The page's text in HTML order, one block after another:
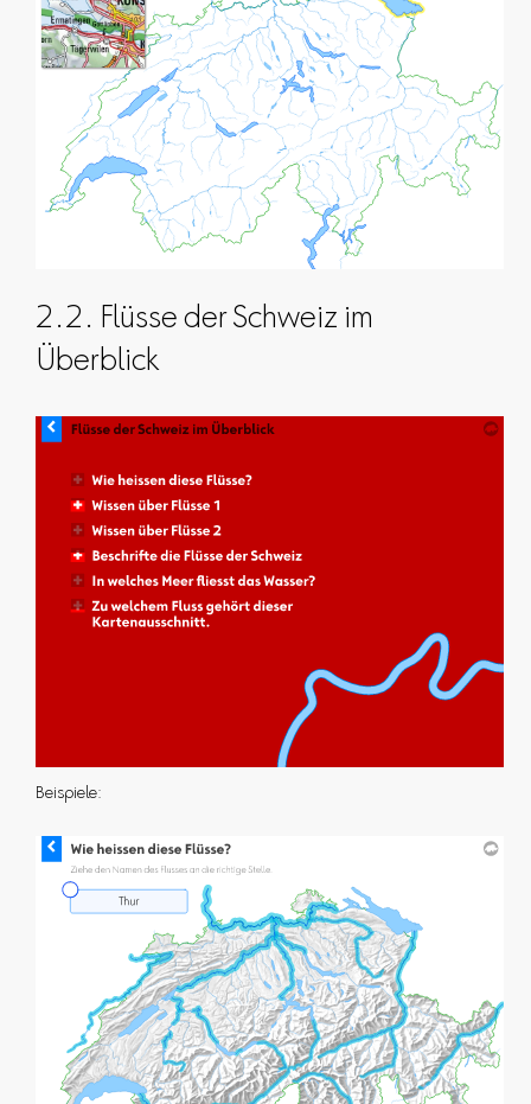
2.2. Flüsse der Schweiz im
Überblick
Beispiele: